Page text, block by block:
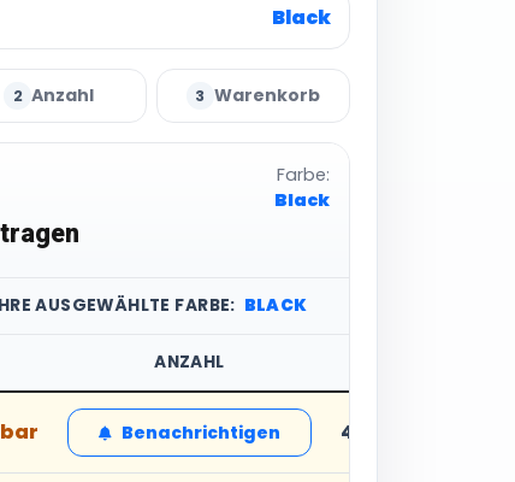
Black
2 Anzahl 3 Warenkorb
Farbe:
Black
AUSGEWÄHLTE FARBE: BLACK
ANZAHL
Benachrichtigen 48,46 € inkl.